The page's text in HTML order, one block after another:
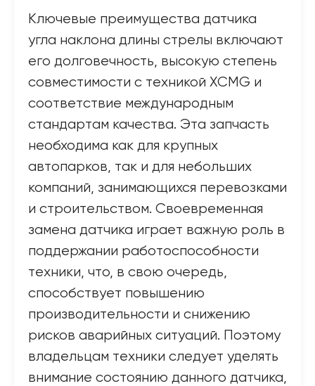
Ключевые преимущества датчика
угла наклона длины стрелы включают
его долговечность, высокую степень
совместимости с техникой XCMG и
соответствие международным
стандартам качества. Эта запчасть
необходима как для крупных
автопарков, так и для небольших
компаний, занимающихся перевозками
и строительством. Своевременная
замена датчика играет важную роль в
поддержании работоспособности
техники, что, в свою очередь,
способствует повышению
производительности и снижению
рисков аварийных ситуаций. Поэтому
владельцам техники следует уделять
внимание состоянию данного датчика,